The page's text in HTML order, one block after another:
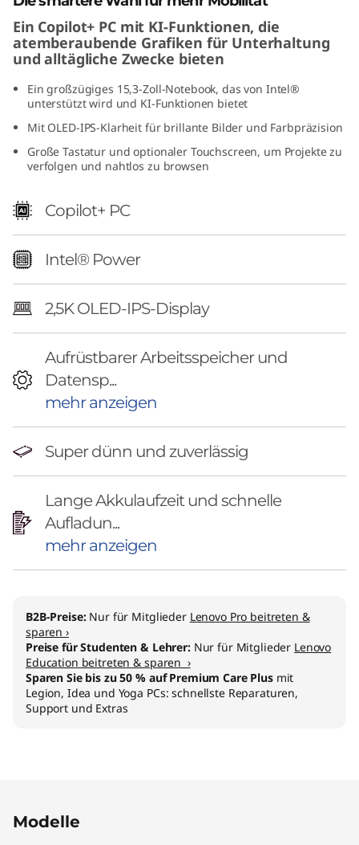
n
e
Ein Copilot+ PC mit KI-Funktionen, die
atemberaubende Grafiken für Unterhaltung
und alltägliche Zwecke bieten
Ein großzügiges 15,3-Zoll-Notebook, das von Intel®
unterstützt wird und KI-Funktionen bietet
Mit OLED-IPS-Klarheit für brillante Bilder und Farbpräzision
Große Tastatur und optionaler Touchscreen, um Projekte zu
verfolgen und nahtlos zu browsen
Copilot+ PC
Intel® Power
2,5K OLED-IPS-Display
Aufrüstbarer Arbeitsspeicher und
Datensp...
mehr anzeigen
Super dünn und zuverlässig
Lange Akkulaufzeit und schnelle
Aufladun...
mehr anzeigen
B2B-Preise: Nur für Mitglieder Lenovo Pro beitreten &
sparen ›
Preise für Studenten & Lehrer: Nur für Mitglieder Lenovo
Education beitreten & sparen ›
Sparen Sie bis zu 50 % auf Premium Care Plusmit
Legion, Idea und Yoga PCs: schnellste Reparaturen,
Support und Extras
Modelle